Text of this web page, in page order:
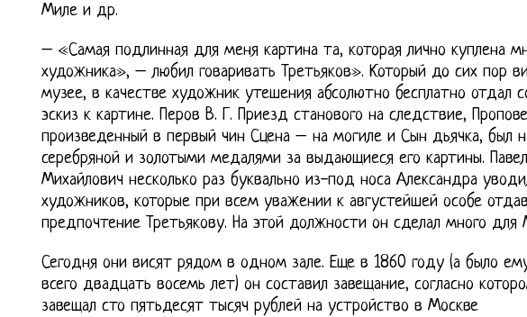
Миле и др.
– «Самая подлинная для меня картина та, которая лично куплена
художника», – любил говаривать Третьяков». Который до сих пор
музее, в качестве художник утешения абсолютно бесплатно отдал
эскиз к картине. Перов В. Г. Приезд станового на следствие,
произведенный в первый чин Сцена – на могиле и Сын дьячка, был
серебряной и золотыми медалями за выдающиеся его картины. Павел
Михайлович несколько раз буквально из-под носа Александра
художников, которые при всем уважении к августейшей особе
предпочтение Третьякову. На этой должности он сделал много для
Сегодня они висят рядом в одном зале. Еще в 1860 году (а было
всего двадцать восемь лет) он составил завещание, согласно
завещал сто пятьдесят тысяч рублей на устройство в Москве